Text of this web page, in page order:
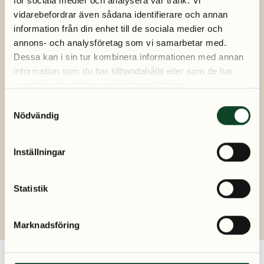
vidarebefordrar även sådana identifierare och annan
information från din enhet till de sociala medier och
annons- och analysföretag som vi samarbetar med.
Dessa kan i sin tur kombinera informationen med annan
information som du har tillhandahållit eller som de har
Nödvändig
Inställningar
Statistik
Marknadsföring